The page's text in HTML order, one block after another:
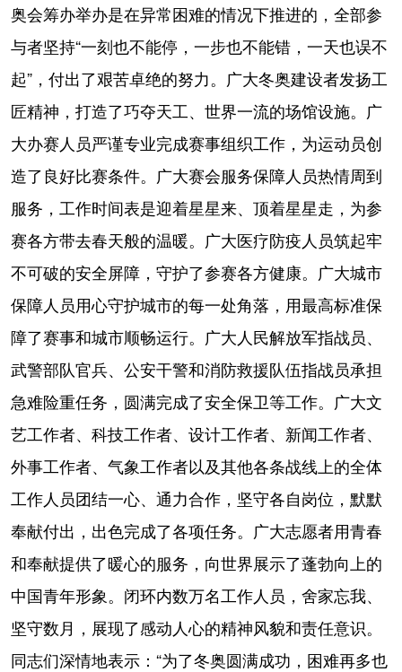
奥会筹办举办是在异常困难的情况下推进的，全部参
与者坚持“一刻也不能停，一步也不能错，一天也误不
起”，付出了艰苦卓绝的努力。广大冬奥建设者发扬工
匠精神，打造了巧夺天工、世界一流的场馆设施。广
大办赛人员严谨专业完成赛事组织工作，为运动员创
造了良好比赛条件。广大赛会服务保障人员热情周到
服务，工作时间表是迎着星星来、顶着星星走，为参
赛各方带去春天般的温暖。广大医疗防疫人员筑起牢
不可破的安全屏障，守护了参赛各方健康。广大城市
保障人员用心守护城市的每一处角落，用最高标准保
障了赛事和城市顺畅运行。广大人民解放军指战员、
武警部队官兵、公安干警和消防救援队伍指战员承担
急难险重任务，圆满完成了安全保卫等工作。广大文
艺工作者、科技工作者、设计工作者、新闻工作者、
外事工作者、气象工作者以及其他各条战线上的全体
工作人员团结一心、通力合作，坚守各自岗位，默默
奉献付出，出色完成了各项任务。广大志愿者用青春
和奉献提供了暖心的服务，向世界展示了蓬勃向上的
中国青年形象。闭环内数万名工作人员，舍家忘我、
坚守数月，展现了感动人心的精神风貌和责任意识。
同志们深情地表示：“为了冬奥圆满成功，困难再多也